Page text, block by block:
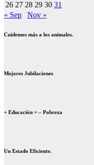
26 27 28 29 30 31
« Sep
Nov »
Cuidemos más a los animales.
Mejores Jubilaciones
+ Educación = – Pobreza
Un Estado Eficiente.